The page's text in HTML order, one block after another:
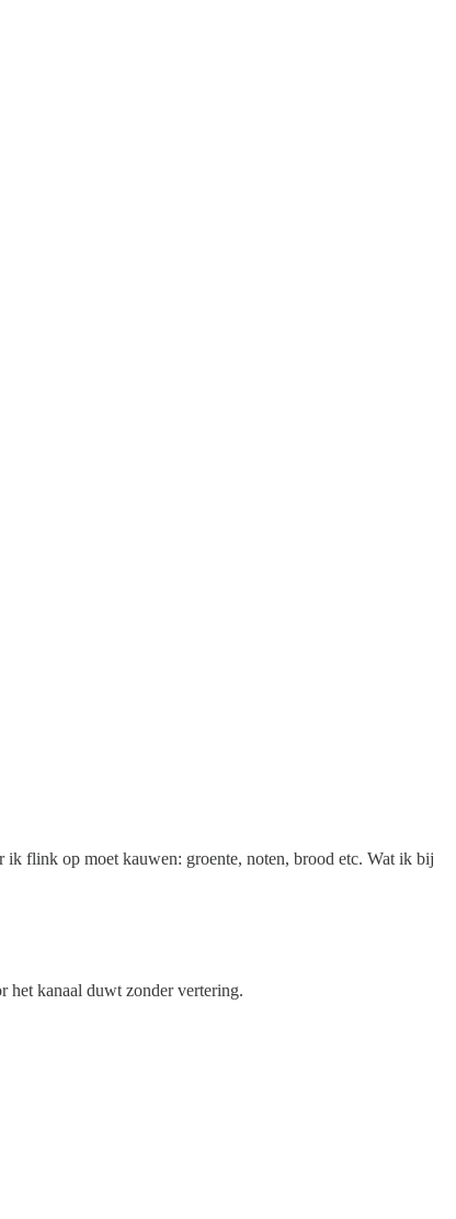
flink op moet kauwen: groente, noten, brood etc. Wat ik bij
het kanaal duwt zonder vertering.